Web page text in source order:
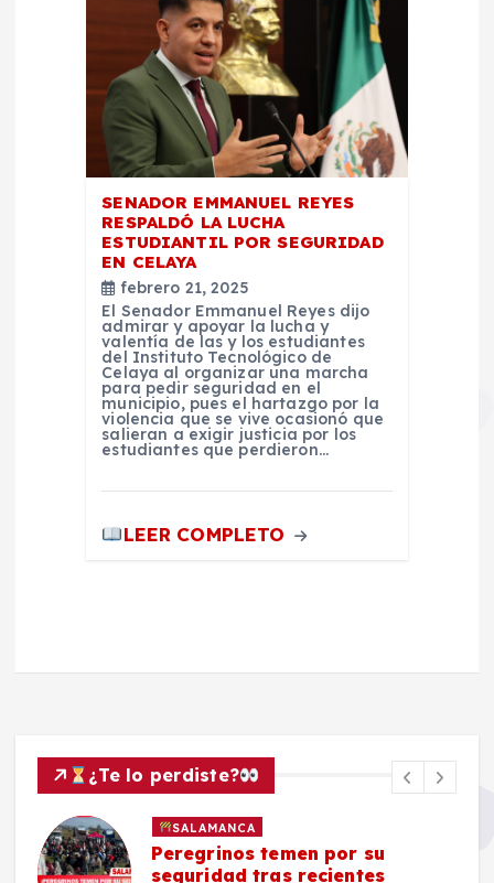
SENADOR EMMANUEL REYES
RESPALDÓ LA LUCHA
ESTUDIANTIL POR SEGURIDAD
EN CELAYA
febrero 21, 2025
El Senador Emmanuel Reyes dijo
admirar y apoyar la lucha y
valentía de las y los estudiantes
del Instituto Tecnológico de
Celaya al organizar una marcha
para pedir seguridad en el
municipio, pues el hartazgo por la
violencia que se vive ocasionó que
salieran a exigir justicia por los
estudiantes que perdieron…
LEER COMPLETO
¿Te lo perdiste?
SALAMANCA
Peregrinos temen por su
seguridad tras recientes